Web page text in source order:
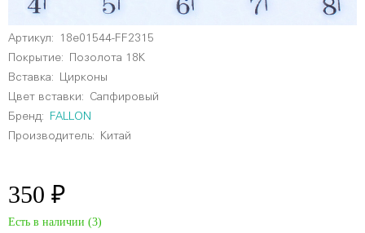
Артикул:
18e01544-FF2315
Покрытие: Позолота 18К
Вставка: Цирконы
Цвет вставки:
Сапфировый
Бренд:
FALLON
Производитель: Китай
350 ₽
Есть в наличии (3)